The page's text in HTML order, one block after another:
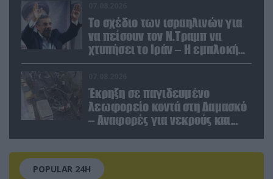
Το σχέδιο των ισραηλινών για
να πείσουν τον Ν.Τραμπ να
χτυπήσει το Ιράν – Η εμπλοκή
του Μ.Αχμαντινετζάντ
Έκρηξη σε παγιδευμένο
λεωφορείο κοντά στη Δαμασκό
– Αναφορές για νεκρούς και
POPULAR 24H